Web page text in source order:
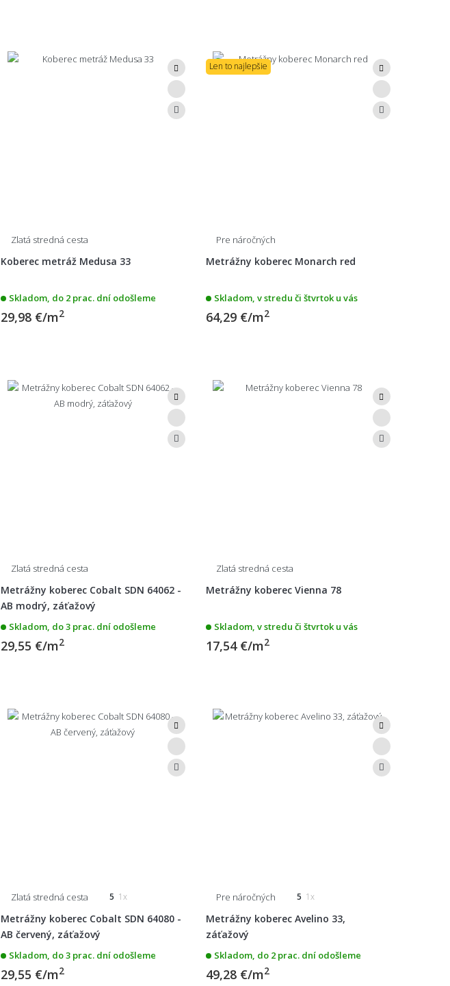
Zlatá stredná cesta
Koberec metráž Medusa 33
Skladom, do 2 prac. dní odošleme
29,98 €/m2
Len to najlepšie
Pre náročných
Metrážny koberec Monarch red
Skladom, v stredu či štvrtok u vás
64,29 €/m2
Zlatá stredná cesta
Metrážny koberec Cobalt SDN 64062 -
AB modrý, záťažový
Skladom, do 3 prac. dní odošleme
29,55 €/m2
Zlatá stredná cesta
Metrážny koberec Vienna 78
Skladom, v stredu či štvrtok u vás
17,54 €/m2
Zlatá stredná cesta 5 1x
Metrážny koberec Cobalt SDN 64080 -
AB červený, záťažový
Skladom, do 3 prac. dní odošleme
29,55 €/m2
Pre náročných 5 1x
Metrážny koberec Avelino 33,
záťažový
Skladom, do 2 prac. dní odošleme
49,28 €/m2